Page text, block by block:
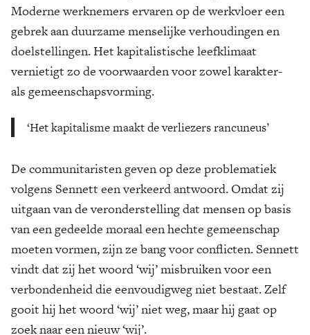
Moderne werknemers ervaren op de werkvloer een
gebrek aan duurzame menselijke verhoudingen en
doelstellingen. Het kapitalistische leefklimaat
vernietigt zo de voorwaarden voor zowel karakter-
als gemeenschapsvorming.
‘Het kapitalisme maakt de verliezers rancuneus’
De communitaristen geven op deze problematiek
volgens Sennett een verkeerd antwoord. Omdat zij
uitgaan van de veronderstelling dat mensen op basis
van een gedeelde moraal een hechte gemeenschap
moeten vormen, zijn ze bang voor conflicten. Sennett
vindt dat zij het woord ‘wij’ misbruiken voor een
verbondenheid die eenvoudigweg niet bestaat. Zelf
gooit hij het woord ‘wij’ niet weg, maar hij gaat op
zoek naar een nieuw ‘wij’.